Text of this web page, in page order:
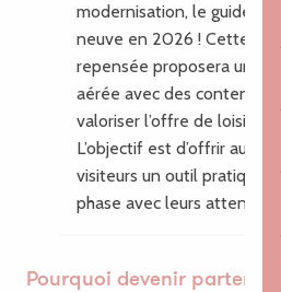
modernisation, le guide
neuve en 2026 ! Cette
repensée proposera une
aérée avec des contenus
valoriser l’offre de loisirs
L’objectif est d’offrir aux
visiteurs un outil pratique,
phase avec leurs attentes.
Pourquoi devenir